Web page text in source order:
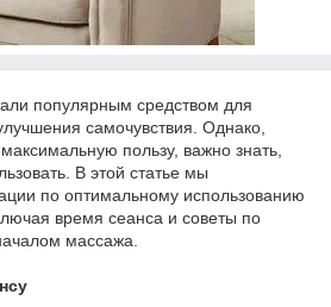
популярным средством для
самочувствия. Однако,
пользу, важно знать,
В этой статье мы
по оптимальному использованию
время сеанса и советы по
массажа.